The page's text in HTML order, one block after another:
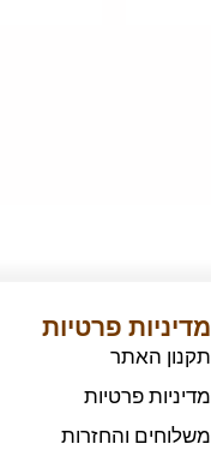
מדיניות פרטיות
תקנון האתר
מדיניות פרטיות
משלוחים והחזרות